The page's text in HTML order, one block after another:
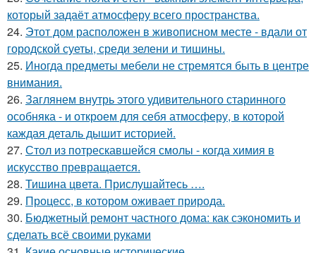
который задаёт атмосферу всего пространства.
24. Этот дом расположен в живописном месте - вдали от
городской суеты, среди зелени и тишины.
25. Иногда предметы мебели не стремятся быть в центре
внимания.
26. Заглянем внутрь этого удивительного старинного
особняка - и откроем для себя атмосферу, в которой
каждая деталь дышит историей.
27. Стол из потрескавшейся смолы - когда химия в
искусство превращается.
28. Тишина цвета. Прислушайтесь ….
29. Процесс, в котором оживает природа.
30. Бюджетный ремонт частного дома: как сэкономить и
сделать всё своими руками